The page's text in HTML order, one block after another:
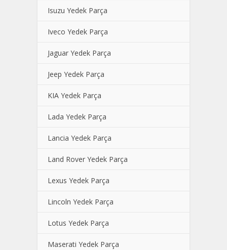
Isuzu Yedek Parça
Iveco Yedek Parça
Jaguar Yedek Parça
Jeep Yedek Parça
KIA Yedek Parça
Lada Yedek Parça
Lancia Yedek Parça
Land Rover Yedek Parça
Lexus Yedek Parça
Lincoln Yedek Parça
Lotus Yedek Parça
Maserati Yedek Parça